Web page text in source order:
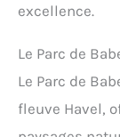
excellence.
Le Parc de
Le Parc de
fleuve Havel,